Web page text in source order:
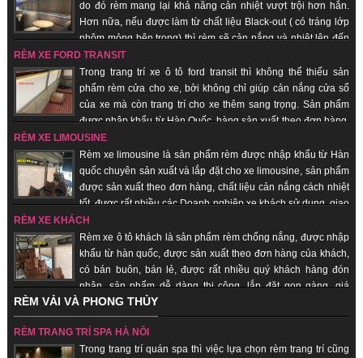
do đó rèm mang lại khả năng cản nhiệt vượt trội hơn hẳn.
Hơn nữa, nếu được làm từ chất liệu Black-out ( có tráng lớp
nhôm mỏng bên trong) thì rèm sẽ cản nắng và nhiệt lên đến
100%. Hàng sản xuất theo đơn hàng, giao hàng nhanh, uy tín, chất lượng.
RÈM XE FORD TRANSIT
Trong trang trí xe ô tô ford transit thì không thể thiếu sản
phẩm rèm cửa cho xe, bởi không chỉ giúp cản nắng cửa sổ
của xe mà còn trang trí cho xe thêm sang trọng. Sản phẩm
được nhập khẩu từ Hàn Quốc, hàng sản xuất theo đơn hàng,
giao hàng nhanh, uy tín, chất lượng, giá thành rẻ.
RÈM XE LIMOUSINE
Rèm xe limousine là sản phẩm rèm được nhập khẩu từ Hàn
quốc chuyên sản xuất và lắp đặt cho xe limousine, sản phẩm
được sản xuất theo đơn hàng, chất liệu cản nắng cách nhiệt
tốt, được rất nhiều các Doanh nghiệp xe khách sử dụng, giao
hàng nhanh, uy tín, chất lượng.
RÈM XE KHÁCH
Rèm xe ô tô khách là sản phẩm rèm chống nắng, được nhập
khẩu từ hàn quốc, được sản xuất theo đơn hàng của khách,
có bán buôn, bán lẻ, được rất nhiều quý khách hàng đón
nhận, sản phẩm dễ dàng thi công, lắp đặt gọn gàng, giá
thành rẻ, giao hàng nhanh, uy tín, chất lượng.
RÈM VẢI VÀ PHONG THỦY
RÈM TRANG TRÍ SPA HÀ NỘI
Trong trang trí quán spa thì việc lựa chọn rèm trang trí cũng